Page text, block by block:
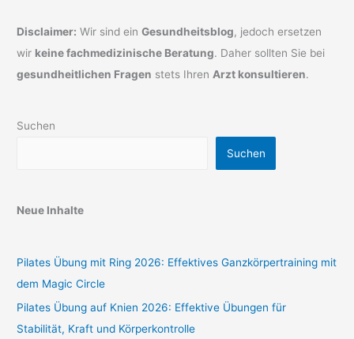
Disclaimer: Wir sind einGesundheitsblog, jedoch ersetzen
wir keine fachmedizinische Beratung. Daher sollten Sie bei
gesundheitlichen Fragen stets Ihren Arzt konsultieren.
Suchen
Suchen
Neue Inhalte
Pilates Übung mit Ring 2026: Effektives Ganzkörpertraining mit
dem Magic Circle
Pilates Übung auf Knien 2026: Effektive Übungen für
Stabilität, Kraft und Körperkontrolle